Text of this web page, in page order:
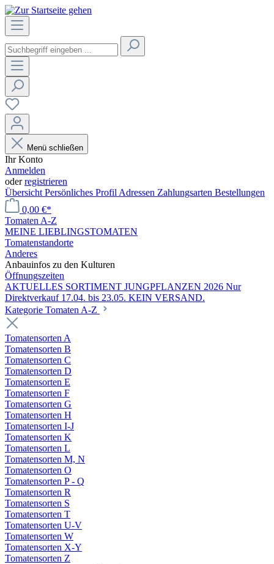
Menü schließen
Ihr Konto
Anmelden
oderregistrieren
Übersicht Persönliches Profil Adressen Zahlungsarten Bestellungen
0,00 €*
Tomaten A-Z
MEINE LIEBLINGSTOMATEN
Tomatenstandorte
Anderes
Anbauinfos zu den Kulturen
Öffnungszeiten
AKTUELLES SORTIMENT JUNGPFLANZEN 2026 Nur
Direktverkauf 17.04. bis 23.05. KEIN VERSAND.
Kategorie Tomaten A-Z
Tomatensorten A
Tomatensorten B
Tomatensorten C
Tomatensorten D
Tomatensorten E
Tomatensorten F
Tomatensorten G
Tomatensorten H
Tomatensorten I-J
Tomatensorten K
Tomatensorten L
Tomatensorten M, N
Tomatensorten O
Tomatensorten P - Q
Tomatensorten R
Tomatensorten S
Tomatensorten T
Tomatensorten U-V
Tomatensorten W
Tomatensorten X-Y
Tomatensorten Z